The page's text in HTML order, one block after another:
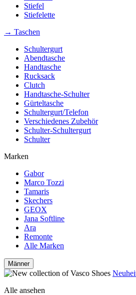
Stiefel
Stiefelette
→ Taschen
Schultergurt
Abendtasche
Handtasche
Rucksack
Clutch
Handtasche-Schulter
Gürteltasche
Schultergurt/Telefon
Verschiedenes Zubehör
Schulter-Schultergurt
Schulter
Marken
Gabor
Marco Tozzi
Tamaris
Skechers
GEOX
Jana Softline
Ara
Remonte
Alle Marken
Männer
Alle ansehen